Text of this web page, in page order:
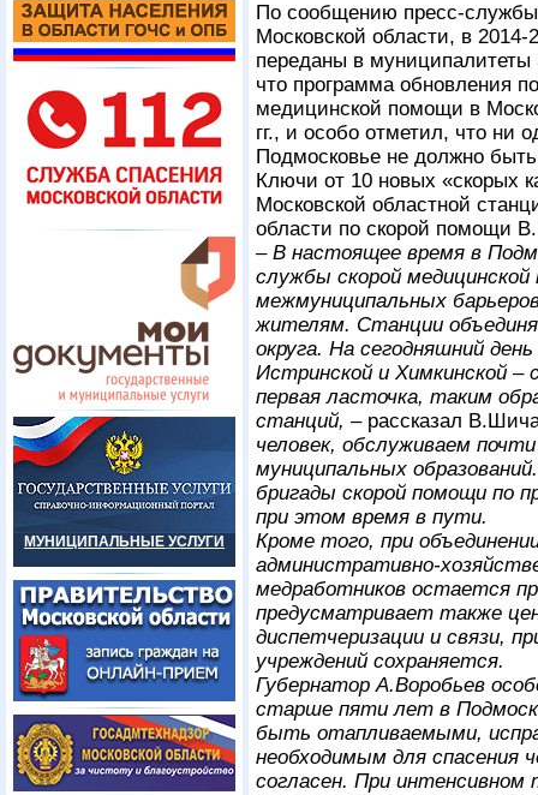
МУНИЦИПАЛЬНЫЕ УСЛУГИ
По сообщению пресс-службы
Московской области, в
переданы в
что программа обновления
медицинской помощи в
гг., и особо отметил, что ни
Подмосковье не должно
Ключи от 10 новых «скорых
Московской областной
области по скорой помощи
– В настоящее время в
службы скорой
межмуниципальных
жителям. Станции
округа. На сегодняшний
Истринской и Химкинской –
первая ласточка, таким
станций, – рассказал
человек, обслуживаем
муниципальных
бригады скорой помощи по
при этом время в пути.
Кроме того, при
административно-
медработников остается
предусматривает также
диспетчеризации и связи,
учреждений сохраняется.
Губернатор А.Воробьев
старше пяти лет в
быть отапливаемыми,
необходимым для спасения
согласен. При